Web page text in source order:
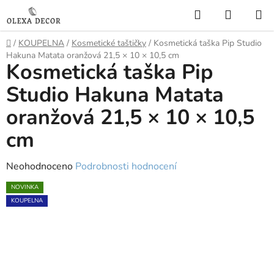
na
obsah
Hledat
KOŠÍK
Domů
/ KOUPELNA / Kosmetické taštičky / Kosmetická taška Pip Studio
Hakuna Matata oranžová 21,5 × 10 × 10,5 cm
Kosmetická taška Pip
Studio Hakuna Matata
oranžová 21,5 × 10 × 10,5
cm
Průměrné
hodnocení
produktu
Neohodnoceno Podrobnosti hodnocení
NOVINKA
KOUPELNA